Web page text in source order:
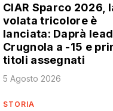
CIAR Sparco 2026,
volata tricolore è
lanciata: Daprà
Crugnola a -15 e
titoli assegnati
5 Agosto 2026
STORIA